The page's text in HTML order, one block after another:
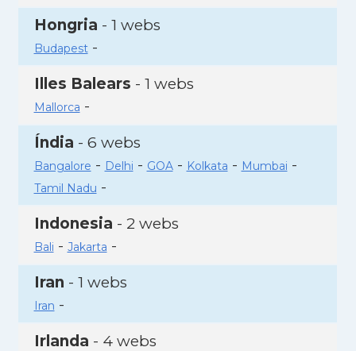
Hongria - 1 webs
Budapest-
Illes Balears - 1 webs
Mallorca -
Índia - 6 webs
Bangalore - Delhi - GOA- Kolkata - Mumbai -
Tamil Nadu -
Indonesia - 2 webs
Bali - Jakarta -
Iran - 1 webs
Iran -
Irlanda - 4 webs